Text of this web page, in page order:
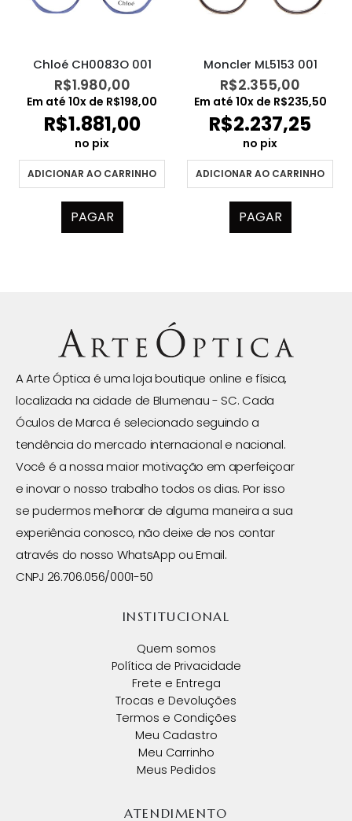
Chloé CH0083O 001
R$1.980,00
Em até 10x de R$198,00
R$1.881,00
no pix
ADICIONAR AO CARRINHO
PAGAR
Moncler ML5153 001
R$2.355,00
Em até 10x de R$235,50
R$2.237,25
no pix
ADICIONAR AO CARRINHO
PAGAR
A Arte Óptica é uma loja boutique online e física,
localizada na cidade de Blumenau - SC. Cada
Óculos de Marca é selecionado seguindo a
tendência do mercado internacional e nacional.
Você é a nossa maior motivação em aperfeiçoar
e inovar o nosso trabalho todos os dias. Por isso
se pudermos melhorar de alguma maneira a sua
experiência conosco, não deixe de nos contar
através do nosso WhatsApp ou Email.
CNPJ 26.706.056/0001-50
INSTITUCIONAL
Quem somos
Política de Privacidade
Frete e Entrega
Trocas e Devoluções
Termos e Condições
Meu Cadastro
Meu Carrinho
Meus Pedidos
ATENDIMENTO